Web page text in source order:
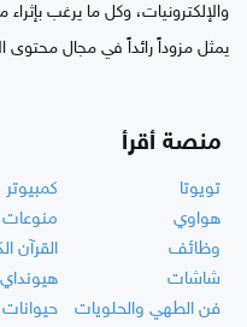
والإلكترونيات، وكل ما يرغب
يمثل مزوداً رائداً في مجال محتوى
منصة أقرأ
تويوتا
كمبيوتر
هواوي
منوعات
وظائف
القرآن
شاشات
هيونداي
فن الطهي والحلويات